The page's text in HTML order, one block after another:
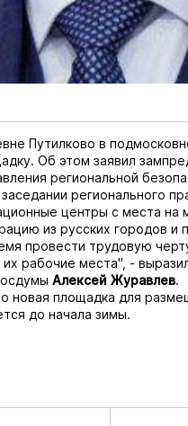
Путилково в
Об этом заявил
региональной
регионального
центры с места на
из русских городов и
провести трудовую
рабочие места", -
Алексей Журавлев.
новая площадка для
до начала зимы.